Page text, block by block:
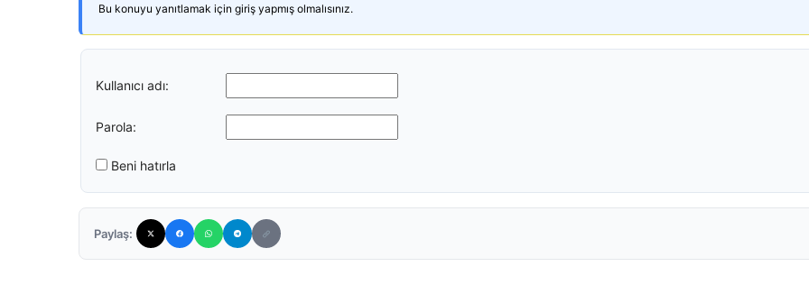
Bu konuyu yanıtlamak için giriş yapmış olmalısınız.
Kullanıcı adı:
Parola:
Beni hatırla
Paylaş: